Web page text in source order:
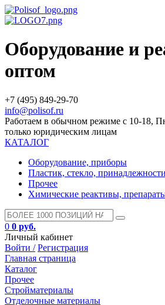
Оборудование и
оптом
+7 (495) 849-29-70
info@polisof.ru
Работаем в обычном режиме с 10-18,
только юридическим лицам
КАТАЛОГ
Оборудование, приборы
Пластик, стекло, принадлежности
Прочее
Химические реактивы,
0 0 руб.
Личный кабинет
Войти / Регистрация
Главная страница
Каталог
Прочее
Стройматериалы
Отделочные материалы